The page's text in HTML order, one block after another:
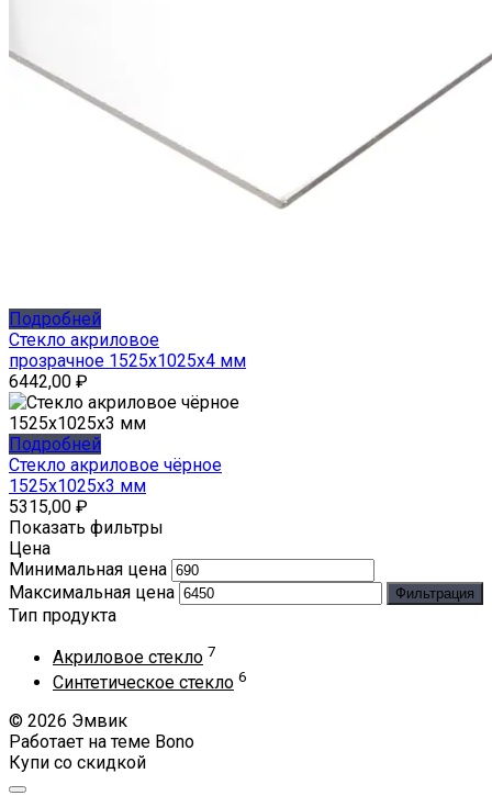
Подробней
Стекло акриловое
прозрачное 1525x1025x4 мм
6442,00 ₽
Подробней
Стекло акриловое чёрное
1525x1025x3 мм
5315,00 ₽
Показать фильтры
Цена
Минимальная цена
Максимальная цена
Фильтрация
Тип продукта
Акриловое стекло 7
Синтетическое стекло 6
© 2026 Эмвик
Работает на теме Bono
Купи со скидкой